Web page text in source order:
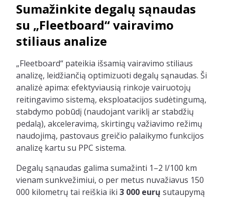
Sumažinkite degalų sąnaudas
su „Fleetboard“ vairavimo
stiliaus analize
„Fleetboard“ pateikia išsamią vairavimo stiliaus
analizę, leidžiančią optimizuoti degalų sąnaudas. Ši
analizė apima: efektyviausią rinkoje vairuotojų
reitingavimo sistemą, eksploatacijos sudėtingumą,
stabdymo pobūdį (naudojant variklį ar stabdžių
pedalą), akceleravimą, skirtingų važiavimo režimų
naudojimą, pastovaus greičio palaikymo funkcijos
analizę kartu su PPC sistema.
Degalų sąnaudas galima sumažinti 1–2 l/100 km
vienam sunkvežimiui, o per metus nuvažiavus 150
000 kilometrų tai reiškia iki 3 000 eurų sutaupymą